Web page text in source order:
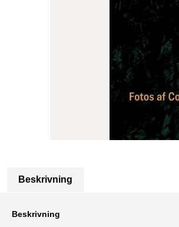
Beskrivning
Beskrivning